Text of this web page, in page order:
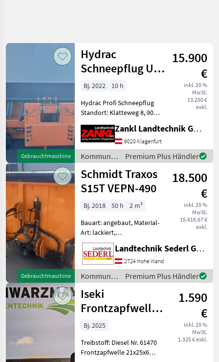
Gebrauchtmaschine
Hydrac
Schneepflug U-
II-300
15.900
€
inkl. 20 %
MwSt.
13.250 €
exkl.
Bj. 2022
10 h
Hydrac Profi Schneepflug
Standort: Klatteweg 8, 9020
II-300 - SL-Kit Stahl 150x20
zu U-II-300 Mit Sechskant-
Schrauben - Nachlaufra
Zankl Landtechnik GmbH
9020 Klagenfurt
Kommunalgeräte
/ Hydrac
Premium Plus Händler
Gebrauchtmaschine
Schmidt Traxos
S15T VEPN-490
18.500
€
inkl. 20 %
MwSt.
15.416,67 €
exkl.
Bj. 2018 50 h
2 m³
Bauart: angebaut, Material-
Art: lackiert,
Schieberbetätigung:
hydraulisch, Rührwerk,
Rührwelle, Lichtanlage,
Abdeckplane,
Streubegrenzung
Einsatzbereiter
Salz-/Solestreuer
Landtechnik Sederl GmbH
2724 Hohe Wand
Kommunalgeräte
/ Schmidt
Premium Plus Händler
Iseki
Frontzapfwelle
TM
1.590
€
inkl. 20 %
MwSt.
1.325 € exkl.
Bj. 2025
Treibstoff: Diesel Nr. 61470
Frontzapfwelle 21x25x6